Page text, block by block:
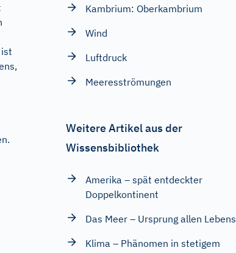
Kambrium: Oberkambrium
Wind
Luftdruck
Meeresströmungen
Weitere Artikel aus der
Wissensbibliothek
Amerika – spät entdeckter
Doppelkontinent
Das Meer – Ursprung allen Lebens
Klima – Phänomen in stetigem